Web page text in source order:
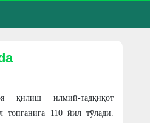
қилиш илмий-тадқиқот
топганига 110 йил тўлади.